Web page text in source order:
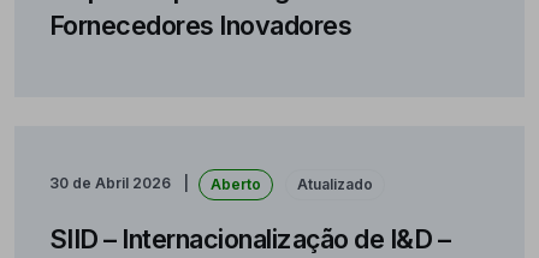
Fornecedores Inovadores
30 de Abril 2026 Aberto Atualizado
SIID – Internacionalização de I&D –